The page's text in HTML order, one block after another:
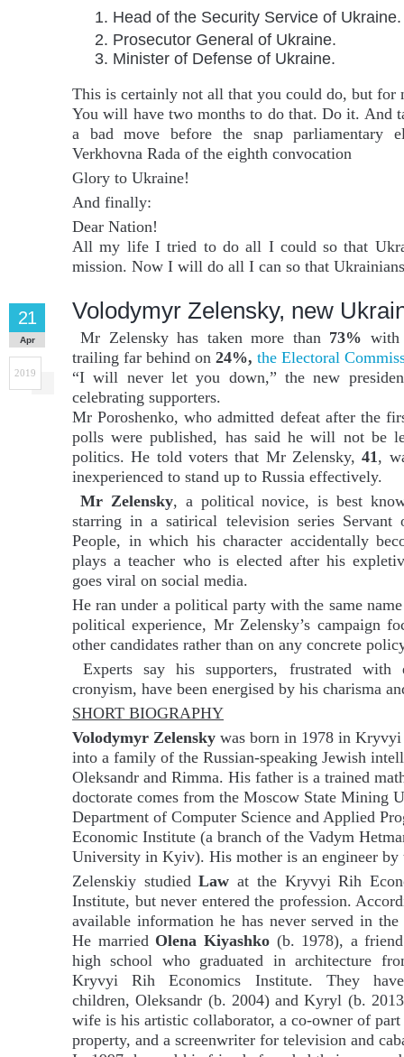
Head of the Security Service of Ukraine.
Prosecutor General of Ukraine.
3. Minister of Defense of Ukraine.
This is certainly not all that you could do, but
You will have two months to do that. Do it. And
a bad move before the snap parliamentary
Verkhovna Rada of the eighth convocation
Glory to Ukraine!
And finally:
Dear Nation!
All my life I tried to do all I could so that
mission. Now I will do all I can so that
Volodymyr Zelensky, new
21
Apr
2019
Mr Zelensky has taken more than 73% with
trailing far behind on 24%, the Electoral
“I will never let you down,” the new
celebrating supporters.
Mr Poroshenko, who admitted defeat after the
polls were published, has said he will not be
politics. He told voters that Mr Zelensky,41,
inexperienced to stand up to Russia effectively.
Mr Zelensky, a political novice, is best
starring in a satirical television series Servant
People, in which his character accidentally
plays a teacher who is elected after his
goes viral on social media.
He ran under a political party with the same
political experience, Mr Zelensky’s campaign
other candidates rather than on any concrete
Experts say his supporters, frustrated with
cronyism, have been energised by his charisma
SHORT BIOGRAPHY
Volodymyr Zelensky was born in 1978 in
into a family of the Russian-speaking Jewish
Oleksandr and Rimma. His father is a trained
doctorate comes from the Moscow State Mining
Department of Computer Science and Applied
Economic Institute (a branch of the Vadym
University in Kyiv). His mother is an engineer
Zelenskiy studiedLaw at the Kryvyi Rih
Institute, but never entered the profession.
available information he has never served in the
He married Olena Kiyashko(b. 1978), a
high school who graduated in architecture
Kryvyi Rih Economics Institute. They
children, Oleksandr (b. 2004) and Kyryl (b.
wife is his artistic collaborator, a co-owner of
property, and a screenwriter for television and